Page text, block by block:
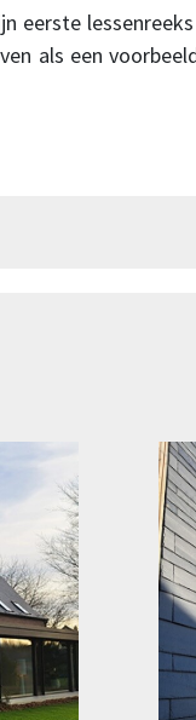
eerste
als een